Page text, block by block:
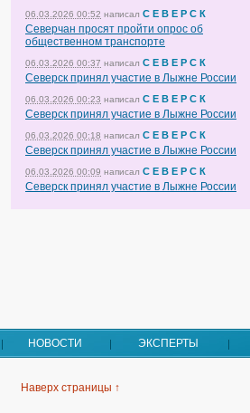
06.03.2026 00:52 написал С Е В Е Р С К
Северчан просят пройти опрос об
общественном транспорте
06.03.2026 00:37 написал С Е В Е Р С К
Северск принял участие в Лыжне России
06.03.2026 00:23 написал С Е В Е Р С К
Северск принял участие в Лыжне России
06.03.2026 00:18 написал С Е В Е Р С К
Северск принял участие в Лыжне России
06.03.2026 00:09 написал С Е В Е Р С К
Северск принял участие в Лыжне России
НОВОСТИ ЭКСПЕРТЫ
Наверх страницы ↑